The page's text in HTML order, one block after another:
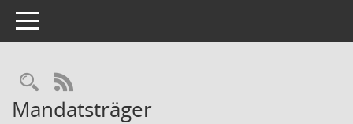
Toggle navigation
Rechercheauswahl
RSS-Feed
Mandatsträger